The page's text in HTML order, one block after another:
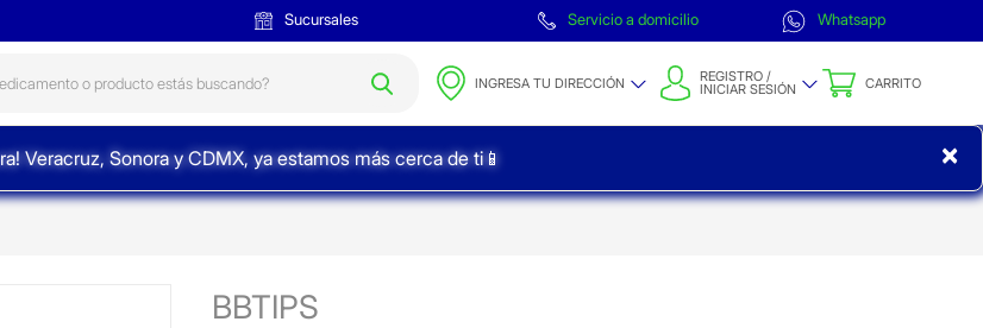
Sucursales Servicio a domicilio Whatsapp
INGRESA TU DIRECCIÓN REGISTRO /
INICIAR SESIÓN CARRITO
Veracruz, Sonora y CDMX, ya estamos más cerca de ti📱 ×
BBTIPS